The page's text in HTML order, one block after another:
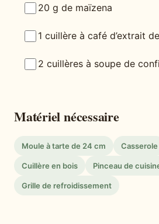
20 g de maïzena
1 cuillère à café d’extrait
2 cuillères à soupe de
Matériel nécessaire
Moule à tarte de 24 cm Casserole
Cuillère en bois Pinceau de
Grille de refroidissement